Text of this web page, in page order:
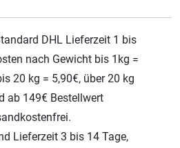
DHL Lieferzeit 1 bis
nach Gewicht bis 1kg =
20 kg = 5,90€, über 20 kg
ab 149€ Bestellwert
Lieferzeit 3 bis 14 Tage,